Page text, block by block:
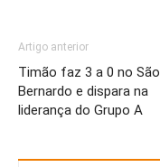
Artigo anterior
Timão faz 3 a 0 no São
Bernardo e dispara na
liderança do Grupo A